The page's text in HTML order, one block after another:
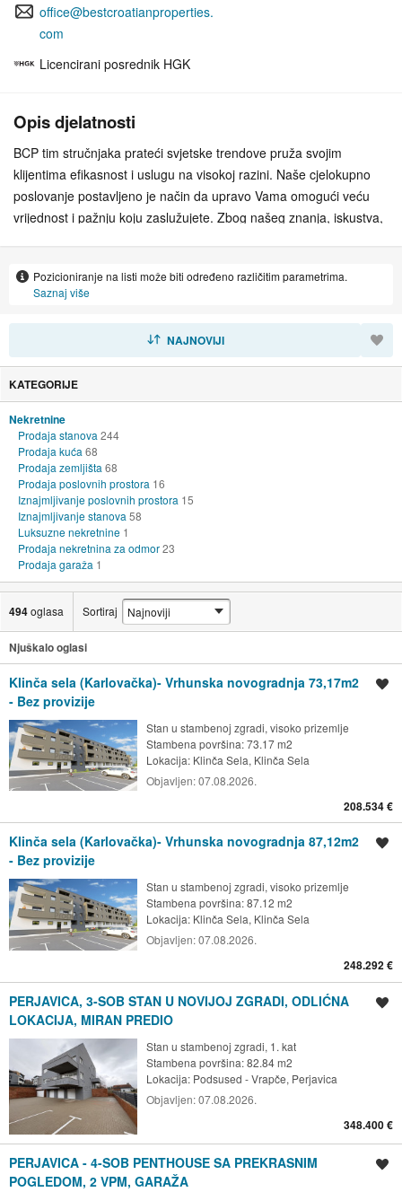
office@bestcroatianproperties.
com
Licencirani posrednik HGK
Opis djelatnosti
BCP tim stručnjaka prateći svjetske trendove pruža svojim
klijentima efikasnost i uslugu na visokoj razini. Naše cjelokupno
poslovanje postavljeno je način da upravo Vama omogući veću
vrijednost i pažnju koju zaslužujete. Zbog našeg znanja, iskustva,
da samostalno i nezavisno zastupamo isključivo Vaše interese
kroz sve procese i etape usluga koje Vam pružamo. Misija BCP
inozemstvu što je moguće više pojednostavni, te vas u potpunosti
oslobodi pratećeg stresa koji je neminovno vezan uz taj proces
pružajući visokokvalitetnu uslugu i zadovoljavajući zahtjeve svojih
Pozicioniranje na listi može biti određeno različitim parametrima.
Saznaj više
NAJNOVIJI
KATEGORIJE
Nekretnine
Prodaja stanova 244
Prodaja kuća 68
Prodaja zemljišta 68
Prodaja poslovnih prostora 16
Iznajmljivanje poslovnih prostora 15
Iznajmljivanje stanova 58
Luksuzne nekretnine 1
Prodaja nekretnina za odmor23
Prodaja garaža 1
494oglasa Sortiraj
Njuškalo oglasi
Klinča sela (Karlovačka)- Vrhunska novogradnja 73,17m2
- Bez provizije
Stan u stambenoj zgradi, visoko prizemlje
Stambena površina: 73.17 m2
Lokacija: Klinča Sela, Klinča Sela
Objavljen:07.08.2026.
208.534 €
Klinča sela (Karlovačka)- Vrhunska novogradnja 87,12m2
- Bez provizije
Stan u stambenoj zgradi, visoko prizemlje
Stambena površina: 87.12 m2
Lokacija: Klinča Sela, Klinča Sela
Objavljen:07.08.2026.
248.292 €
PERJAVICA, 3-SOB STAN U NOVIJOJ ZGRADI, ODLIĆNA
LOKACIJA, MIRAN PREDIO
Stan u stambenoj zgradi, 1. kat
Stambena površina: 82.84 m2
Lokacija: Podsused - Vrapče, Perjavica
Objavljen:07.08.2026.
348.400 €
PERJAVICA - 4-SOB PENTHOUSE SA PREKRASNIM
POGLEDOM, 2 VPM, GARAŽA